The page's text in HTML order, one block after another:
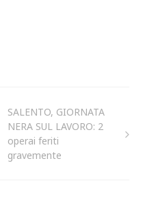
SALENTO, GIORNATA
NERA SUL LAVORO: 2
operai feriti
gravemente